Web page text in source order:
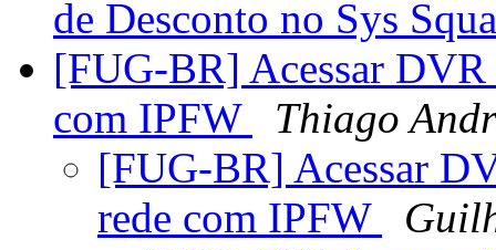
de Desconto no Sys
[FUG-BR] Acessar DVR
com IPFW
Thiago
[FUG-BR] Acessar
rede com IPFW